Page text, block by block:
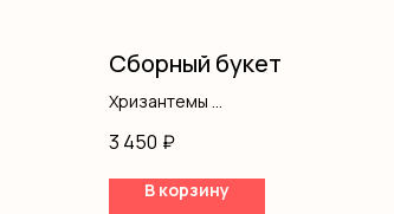
Сборный букет
Хризантемы
Диантус
Писташ
Оформление
3 450 ₽
В корзину